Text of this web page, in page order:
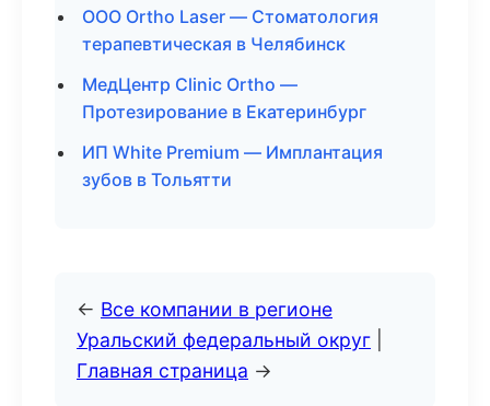
ООО Ortho Laser — Стоматология
терапевтическая в Челябинск
МедЦентр Clinic Ortho —
Протезирование в Екатеринбург
ИП White Premium — Имплантация
зубов в Тольятти
← Все компании в регионе
Уральский федеральный округ
Главная страница →